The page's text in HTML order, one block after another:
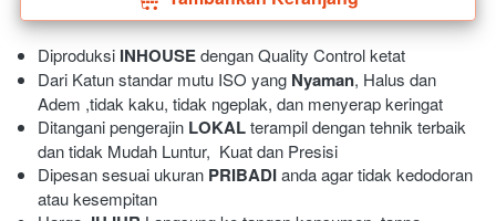
Diproduksi INHOUSE dengan Quality Control ketat
Dari Katun standar mutu ISO yang Nyaman, Halus dan
Adem ,tidak kaku, tidak ngeplak, dan menyerap keringat
Ditangani pengerajin LOKAL terampil dengan tehnik terbaik
dan tidak Mudah Luntur,  Kuat dan Presisi
Dipesan sesuai ukuran PRIBADI anda agar tidak kedodoran
atau kesempitan